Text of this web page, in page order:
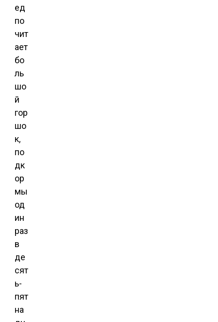
ед
по
чит
ает
бо
ль
шо
й
гор
шо
к,
по
дк
ор
мы
од
ин
раз
в
де
сят
ь-
пят
на